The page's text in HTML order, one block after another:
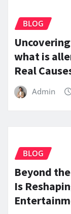
BLOG
what is
Real
Admin
BLOG
Beyond
Is